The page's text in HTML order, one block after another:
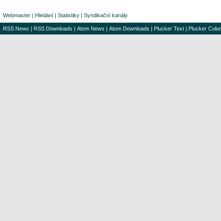
Webmaster | Hledání | Statistiky | Syndikační kanály
RSS News | RSS Downloads | Atom News | Atom Downloads | Plucker Text | Plucker Color